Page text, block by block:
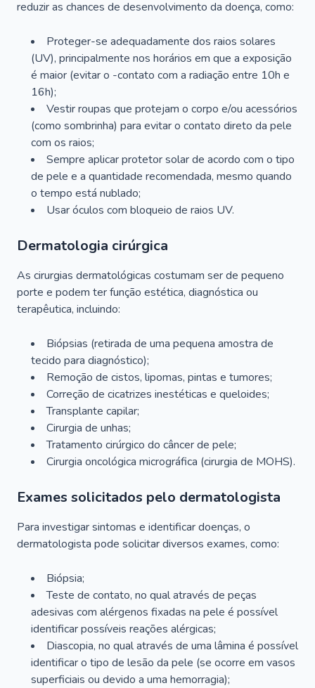
reduzir as chances de desenvolvimento da doença, como:
Proteger-se adequadamente dos raios solares
(UV), principalmente nos horários em que a exposição
é maior (evitar o -contato com a radiação entre 10h e
16h);
Vestir roupas que protejam o corpo e/ou acessórios
(como sombrinha) para evitar o contato direto da pele
com os raios;
Sempre aplicar protetor solar de acordo com o tipo
de pele e a quantidade recomendada, mesmo quando
o tempo está nublado;
Usar óculos com bloqueio de raios UV.
Dermatologia cirúrgica
As cirurgias dermatológicas costumam ser de pequeno
porte e podem ter função estética, diagnóstica ou
terapêutica, incluindo:
Biópsias (retirada de uma pequena amostra de
tecido para diagnóstico);
Remoção de cistos, lipomas, pintas e tumores;
Correção de cicatrizes inestéticas e queloides;
Transplante capilar;
Cirurgia de unhas;
Tratamento cirúrgico do câncer de pele;
Cirurgia oncológica micrográfica (cirurgia de MOHS).
Exames solicitados pelo dermatologista
Para investigar sintomas e identificar doenças, o
dermatologista pode solicitar diversos exames, como:
Biópsia;
Teste de contato, no qual através de peças
adesivas com alérgenos fixadas na pele é possível
identificar possíveis reações alérgicas;
Diascopia, no qual através de uma lâmina é possível
identificar o tipo de lesão da pele (se ocorre em vasos
superficiais ou devido a uma hemorragia);